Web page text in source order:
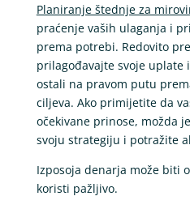
Planiranje štednje za
praćenje vaših ulaganja i
prema potrebi. Redovito
prilagođavajte svoje uplate
ostali na pravom putu
ciljeva. Ako primijetite da
očekivane prinose, možda
svoju strategiju i potražite
Izposoja denarja može biti
koristi pažljivo.